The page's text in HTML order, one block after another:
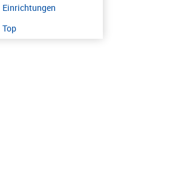
Einrichtungen
Top